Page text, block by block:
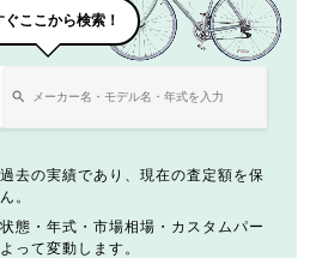
ぐここから検索！
去の実績であり、現在の査定額を保
。
態・年式・市場相場・カスタムパー
って変動します。